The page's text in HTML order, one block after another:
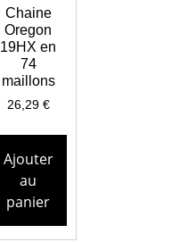
Chaine
Oregon
19HX en
74
maillons
26,29 €
Ajouter
au
panier